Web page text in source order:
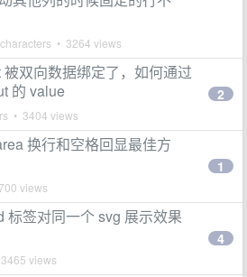
• 3264 views
双向数据绑定了，如何通过
的 value
• 3404 views
2
换行和空格回显最佳方
views
1
标签对同一个 svg 展示效果
views
4